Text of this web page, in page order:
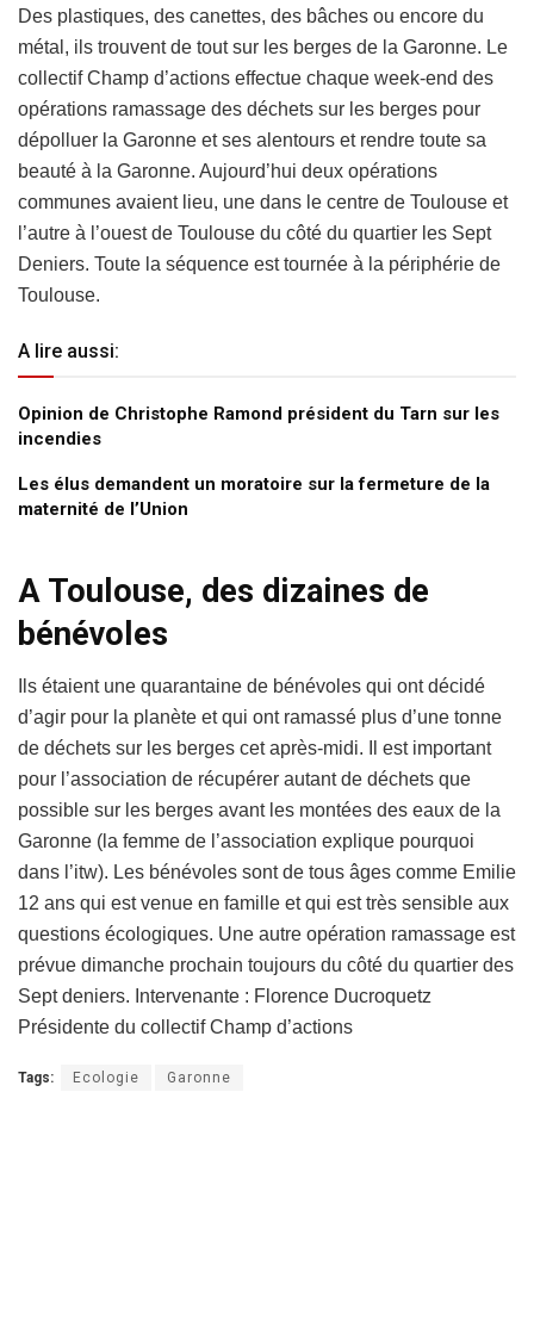
Des plastiques, des canettes, des bâches ou encore du
métal, ils trouvent de tout sur les berges de la Garonne. Le
collectif Champ d’actions effectue chaque week-end des
opérations ramassage des déchets sur les berges pour
dépolluer la Garonne et ses alentours et rendre toute sa
beauté à la Garonne. Aujourd’hui deux opérations
communes avaient lieu, une dans le centre de Toulouse et
l’autre à l’ouest de Toulouse du côté du quartier les Sept
Deniers. Toute la séquence est tournée à la périphérie de
Toulouse.
A lire aussi:
Opinion de Christophe Ramond président du Tarn sur les
incendies
Les élus demandent un moratoire sur la fermeture de la
maternité de l’Union
A Toulouse, des dizaines de
bénévoles
Ils étaient une quarantaine de bénévoles qui ont décidé
d’agir pour la planète et qui ont ramassé plus d’une tonne
de déchets sur les berges cet après-midi. Il est important
pour l’association de récupérer autant de déchets que
possible sur les berges avant les montées des eaux de la
Garonne (la femme de l’association explique pourquoi
dans l’itw). Les bénévoles sont de tous âges comme Emilie
12 ans qui est venue en famille et qui est très sensible aux
questions écologiques. Une autre opération ramassage est
prévue dimanche prochain toujours du côté du quartier des
Sept deniers. Intervenante : Florence Ducroquetz
Présidente du collectif Champ d’actions
Tags: Ecologie Garonne